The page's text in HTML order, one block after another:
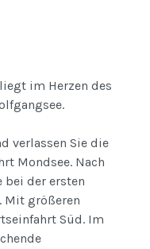
liegt im Herzen des
verlassen Sie die
Mondsee. Nach
bei der ersten
Mit größeren
Süd. Im